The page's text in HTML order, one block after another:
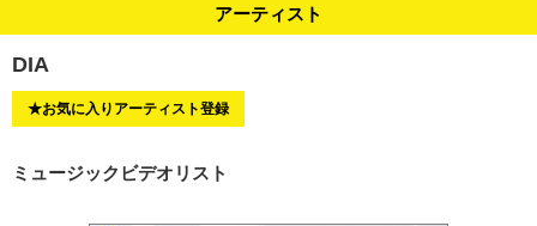
アーティスト
DIA
★お気に入りアーティスト登録
ミュージックビデオリスト